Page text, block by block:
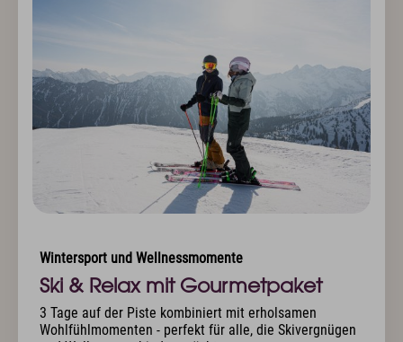
Wintersport und Wellnessmomente
Ski & Relax mit Gourmetpaket
3 Tage auf der Piste kombiniert mit erholsamen
Wohlfühlmomenten - perfekt für alle, die Skivergnügen